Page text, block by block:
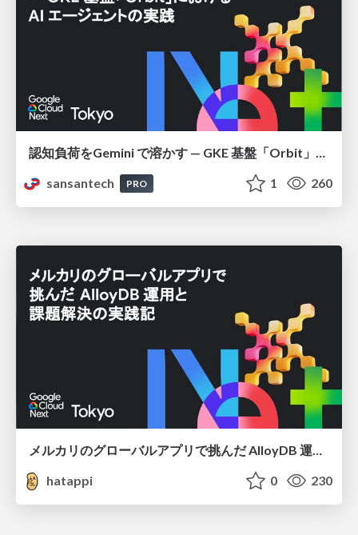
sansantech
PRO 1 260
メルカリのグローバルアプリで挑んだ AlloyDB 運用と課題解決の実践記
hatappi
0 230